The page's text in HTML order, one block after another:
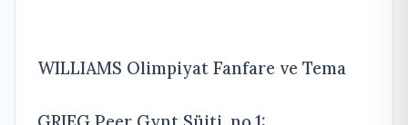
WILLIAMS Olimpiyat Fanfare ve Tema